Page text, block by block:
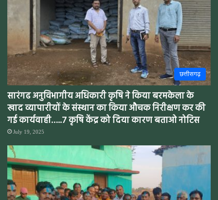
छत्तीसगढ़
सारंगढ अनुविभागीय अधिकारी कृषि ने किया बरमकेला के
खाद व्यापारीयों के संस्थान का किया औचक निरीक्षण कर की
गई कार्यवाही…..7 कृषि केंद्र को दिया कारण बताओ नोटिस
July 19, 2025